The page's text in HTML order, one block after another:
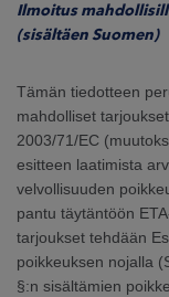
Ilmoitus
(sisältäen Suomen)
Tämän tiedotteen
mahdolliset
2003/71/EC
esitteen laatimista
velvollisuuden
pantu täytäntöön
tarjoukset tehdään
poikkeuksen nojalla
§:n sisältämien